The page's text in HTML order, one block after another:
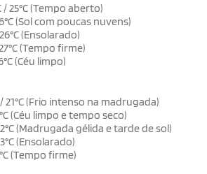
/ 25°C (Tempo aberto)
(Sol com poucas nuvens)
(Ensolarado)
(Tempo firme)
(Céu limpo)
21°C (Frio intenso na madrugada)
(Céu limpo e tempo seco)
(Madrugada gélida e tarde de sol)
(Ensolarado)
(Tempo firme)